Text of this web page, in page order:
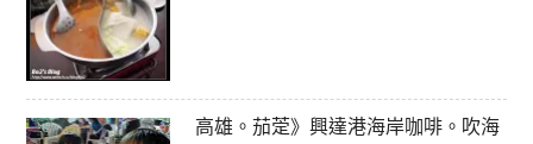
高雄。茄萣》興達港海岸咖啡。吹海